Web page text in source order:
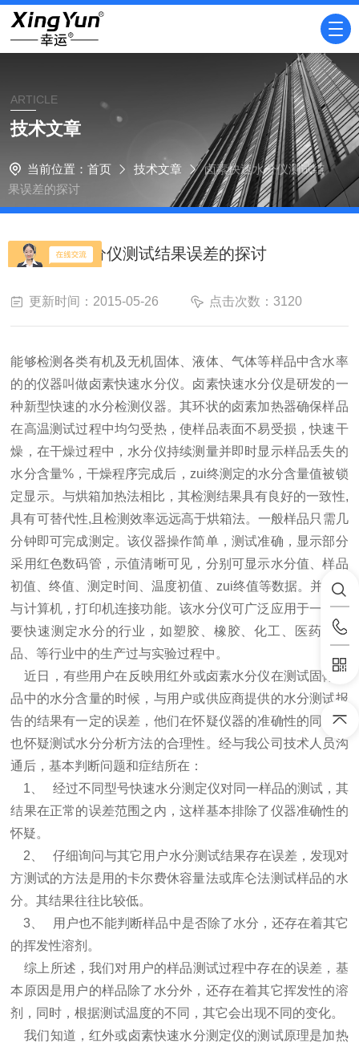
ARTICLE
技术文章
当前位置： 首页 技术文章
卤素快速水分仪测试结
果误差的探讨
卤素快速水分仪测试结果误差的探讨
更新时间：2015-05-26 点击次数：3120
能够检测各类有机及无机固体、液体、气体等样品中含水率
的的仪器叫做卤素快速水分仪。卤素快速水分仪是研发的一
种新型快速的水分检测仪器。其环状的卤素加热器确保样品
在高温测试过程中均匀受热，使样品表面不易受损，快速干
燥，在干燥过程中，水分仪持续测量并即时显示样品丢失的
水分含量%，干燥程序完成后，zui终测定的水分含量值被锁
定显示。与烘箱加热法相比，其检测结果具有良好的一致性,
具有可替代性,且检测效率远远高于烘箱法。一般样品只需几
分钟即可完成测定。该仪器操作简单，测试准确，显示部分
采用红色数码管，示值清晰可见，分别可显示水分值、样品
初值、终值、测定时间、温度初值、zui终值等数据。并具有
与计算机，打印机连接功能。该水分仪可广泛应用于一切需
要快速测定水分的行业，如塑胶、橡胶、化工、医药、食
品、等行业中的生产过与实验过程中。
近日，有些用户在反映用红外或卤素水分仪在测试固体样
品中的水分含量的时候，与用户或供应商提供的水分测试报
告的结果有一定的误差，他们在怀疑仪器的准确性的同时，
也怀疑测试水分分析方法的合理性。经与我公司技术人员沟
通后，基本判断问题和症结所在：
1、 经过不同型号快速水分测定仪对同一样品的测试，其
结果在正常的误差范围之内，这样基本排除了仪器准确性的
怀疑。
2、 仔细询问与其它用户水分测试结果存在误差，发现对
方测试的方法是用的卡尔费休容量法或库仑法测试样品的水
分。其结果往往比较低。
3、 用户也不能判断样品中是否除了水分，还存在着其它
的挥发性溶剂。
综上所述，我们对用户的样品测试过程中存在的误差，基
本原因是用户的样品除了水分外，还存在着其它挥发性的溶
剂，同时，根据测试温度的不同，其它会出现不同的变化。
我们知道，红外或卤素快速水分测定仪的测试原理是加热